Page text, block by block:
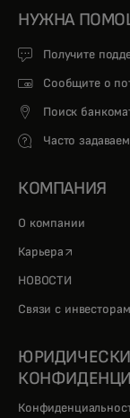
НУЖНА
Получите
Сообщите о
Поиск
Часто
КОМПАНИЯ
О компании
Карьера opens in a
НОВОСТИ
Связи с